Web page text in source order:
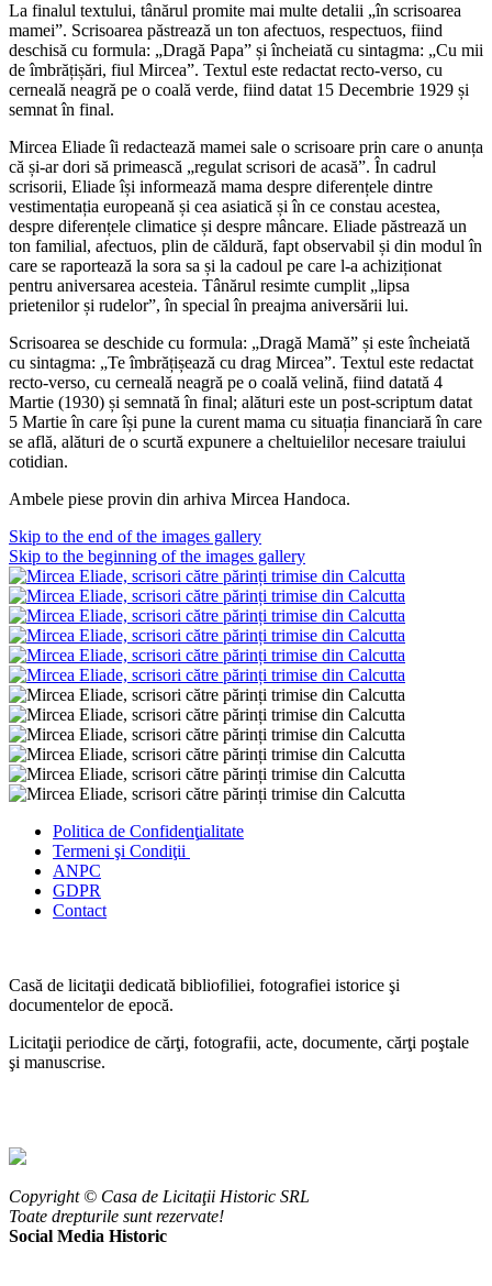
La finalul textului, tânărul promite mai multe detalii „în scrisoarea
mamei”. Scrisoarea păstrează un ton afectuos, respectuos, fiind
deschisă cu formula: „Dragă Papa” și încheiată cu sintagma: „Cu mii
de îmbrățișări, fiul Mircea”. Textul este redactat recto-verso, cu
cerneală neagră pe o coală verde, fiind datat 15 Decembrie 1929 și
semnat în final.
Mircea Eliade îi redactează mamei sale o scrisoare prin care o anunța
că și-ar dori să primească „regulat scrisori de acasă”. În cadrul
scrisorii, Eliade își informează mama despre diferențele dintre
vestimentația europeană și cea asiatică și în ce constau acestea,
despre diferențele climatice și despre mâncare. Eliade păstrează un
ton familial, afectuos, plin de căldură, fapt observabil și din modul în
care se raportează la sora sa și la cadoul pe care l-a achiziționat
pentru aniversarea acesteia. Tânărul resimte cumplit „lipsa
prietenilor și rudelor”, în special în preajma aniversării lui.
Scrisoarea se deschide cu formula: „Dragă Mamă” și este încheiată
cu sintagma: „Te îmbrățișează cu drag Mircea”. Textul este redactat
recto-verso, cu cerneală neagră pe o coală velină, fiind datată 4
Martie (1930) și semnată în final; alături este un post-scriptum datat
5 Martie în care își pune la curent mama cu situația financiară în care
se află, alături de o scurtă expunere a cheltuielilor necesare traiului
cotidian.
Ambele piese provin din arhiva Mircea Handoca.
Skip to the end of the images gallery
Skip to the beginning of the images gallery
Politica de Confidenţialitate
Termeni şi Condiţii
ANPC
GDPR
Contact
Casă de licitaţii dedicată bibliofiliei, fotografiei istorice şi
documentelor de epocă.
Licitaţii periodice de cărţi, fotografii, acte, documente, cărţi poştale
şi manuscrise.
Copyright © Casa de Licitaţii Historic SRL
Toate drepturile sunt rezervate!
Social Media Historic